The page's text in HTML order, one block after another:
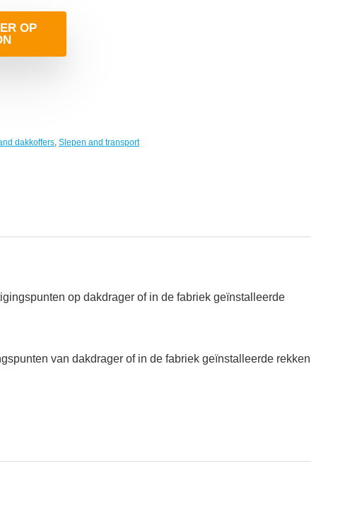
OP
dakkoffers, Slepen and transport
op dakdrager of in de fabriek geïnstalleerde
van dakdrager of in de fabriek geïnstalleerde rekken